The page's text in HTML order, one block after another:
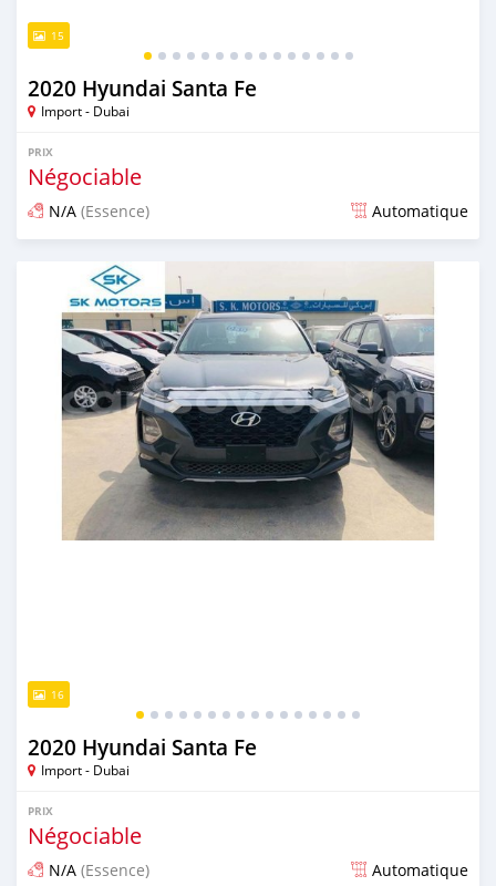
15
2020 Hyundai Santa Fe
Import - Dubai
PRIX
Négociable
N/A (Essence) Automatique
16
2020 Hyundai Santa Fe
Import - Dubai
PRIX
Négociable
N/A (Essence) Automatique